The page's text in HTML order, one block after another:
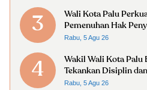
3
Wali Kota Palu
Pemenuhan Hak
Rabu, 5 Agu 26
4
Wakil Wali Kota Palu
Tekankan Disiplin
Rabu, 5 Agu 26